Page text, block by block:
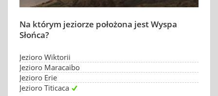
Na którym jeziorze położona jest Wyspa
Słońca?
Jezioro Wiktorii
Jezioro Maracaibo
Jezioro Erie
Jezioro Titicaca